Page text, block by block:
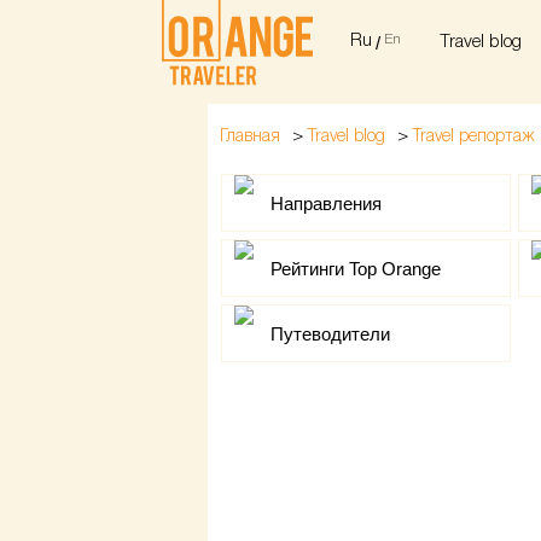
Ru / En Travel blog
Главная > Travel blog > Travel репортаж
Направления
Рейтинги Top Orange
Путеводители